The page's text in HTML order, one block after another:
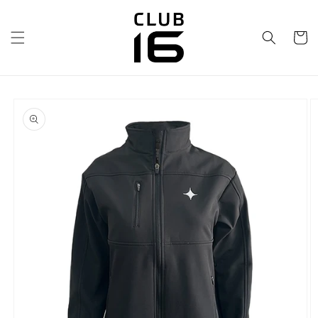
al contenido
Carrito
a la
información